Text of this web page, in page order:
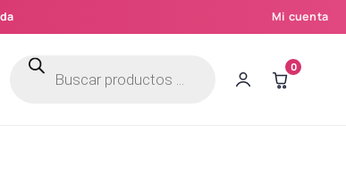
Mi cuenta
Búsqueda
productos
0